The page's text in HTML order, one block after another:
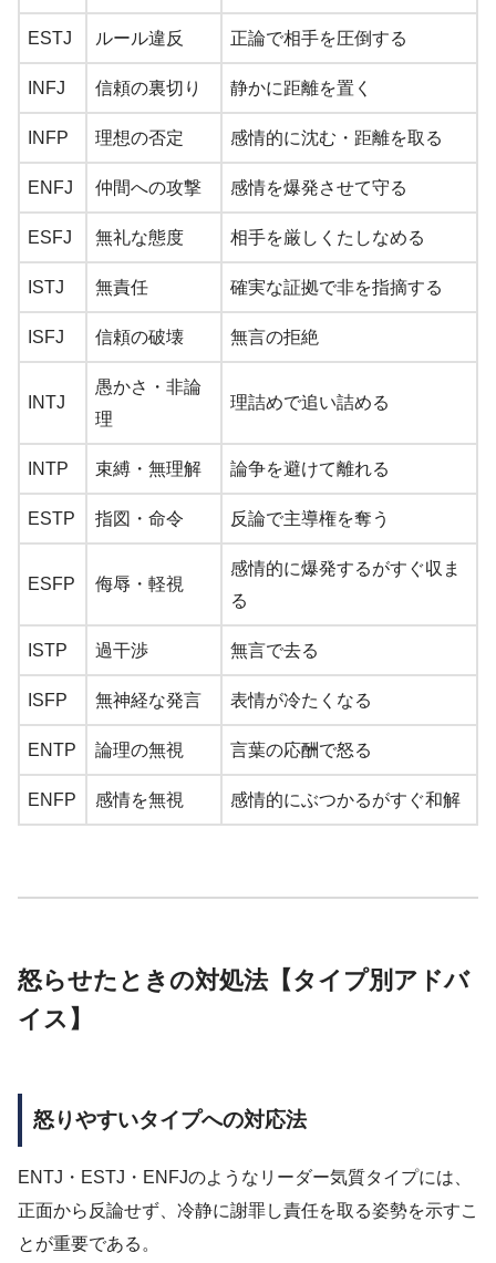
ESTJ ルール違反 正論で相手を圧倒する
INFJ 信頼の裏切り 静かに距離を置く
INFP 理想の否定 感情的に沈む・距離を取る
ENFJ 仲間への攻撃 感情を爆発させて守る
ESFJ 無礼な態度 相手を厳しくたしなめる
ISTJ 無責任 確実な証拠で非を指摘する
ISFJ 信頼の破壊 無言の拒絶
INTJ
愚かさ・非論
理
理詰めで追い詰める
INTP 束縛・無理解 論争を避けて離れる
ESTP 指図・命令 反論で主導権を奪う
ESFP 侮辱・軽視
感情的に爆発するがすぐ収ま
る
ISTP 過干渉 無言で去る
ISFP 無神経な発言 表情が冷たくなる
ENTP 論理の無視 言葉の応酬で怒る
ENFP 感情を無視 感情的にぶつかるがすぐ和解
怒らせたときの対処法【タイプ別アドバ
イス】
怒りやすいタイプへの対応法
ENTJ・ESTJ・ENFJのようなリーダー気質タイプには、
正面から反論せず、冷静に謝罪し責任を取る姿勢を示すこ
とが重要である。